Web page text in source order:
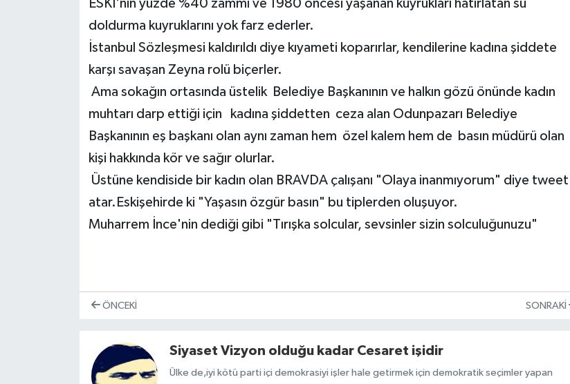
ESKİ'nin yüzde %40 zammı ve 1980 öncesi yaşanan kuyrukları hatırlatan su
doldurma kuyruklarını yok farz ederler.
İstanbul Sözleşmesi kaldırıldı diye kıyameti koparırlar, kendilerine kadına şiddete
karşı savaşan Zeyna rolü biçerler.
Ama sokağın ortasında üstelik Belediye Başkanının ve halkın gözü önünde kadın
muhtarı darp ettiği için kadına şiddetten ceza alan Odunpazarı Belediye
Başkanının eş başkanı olan aynı zaman hem özel kalem hem de basın müdürü olan
kişi hakkında kör ve sağır olurlar.
Üstüne kendiside bir kadın olan BRAVDA çalışanı "Olaya inanmıyorum" diye tweet
atar.Eskişehirde ki "Yaşasın özgür basın" bu tiplerden oluşuyor.
Muharrem İnce'nin dediği gibi "Tırışka solcular, sevsinler sizin solculuğunuzu"
ÖNCEKI SONRAKI
Siyaset Vizyon olduğu kadar Cesaret işidir
Ülke de,iyi kötü parti içi demokrasiyi işler hale getirmek için demokratik seçimler yapan